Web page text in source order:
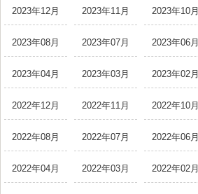
2023年12月 2023年11月 2023年10月
2023年08月 2023年07月 2023年06月
2023年04月 2023年03月 2023年02月
2022年12月 2022年11月 2022年10月
2022年08月 2022年07月 2022年06月
2022年04月 2022年03月 2022年02月